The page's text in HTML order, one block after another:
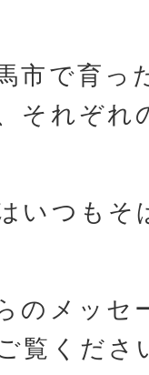
市で育っ
それぞれ
いつも
のメッセ
覧くださ